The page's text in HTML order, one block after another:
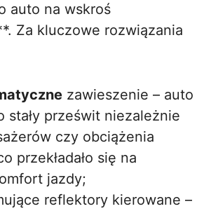
auto na wskroś
Za kluczowe rozwiązania
zawieszenie – auto
stały prześwit niezależnie
czy obciążenia
przekładało się na
jazdy;
reflektory kierowane –